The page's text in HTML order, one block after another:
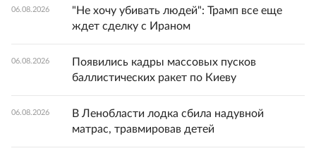
06.08.2026
"Не хочу убивать людей": Трамп все еще
ждет сделку с Ираном
06.08.2026
Появились кадры массовых пусков
баллистических ракет по Киеву
06.08.2026
В Ленобласти лодка сбила надувной
матрас, травмировав детей